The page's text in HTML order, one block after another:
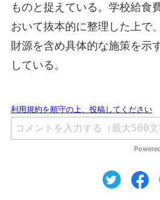
ものと捉えている。学校給食
おいて抜本的に整理した上で
財源を含め具体的な施策を示
している。
ツイー